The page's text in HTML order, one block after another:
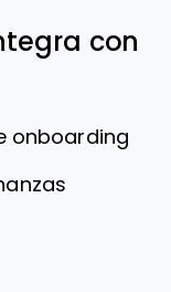
con
onboarding